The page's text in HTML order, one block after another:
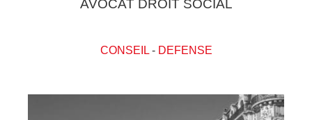
AVOCAT DROIT SOCIAL
CONSEIL- DEFENSE